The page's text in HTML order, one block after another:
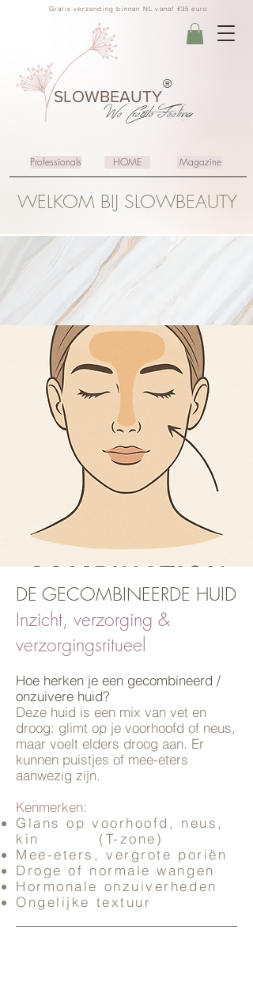
Gratis verzending binnen NL vanaf €35 euro
SLOWBEAUTY
We CreateFeeling
®
Professionals HOME Magazine
WELKOM BIJ SLOWBEAUTY
DE GECOMBINEERDE HUID
Inzicht, verzorging &
verzorgingsritueel
Hoe herken je een gecombineerd /
onzuivere huid?
Deze huid is een mix van vet en
droog: glimt op je voorhoofd of neus,
maar voelt elders droog aan. Er
kunnen puistjes of mee-eters
aanwezig zijn.
Kenmerken:
Glans op voorhoofd, neus,
kin
(T-zone)
Mee-eters, vergrote poriën
Droge of normale wangen
Hormonale onzuiverheden
Ongelijke textuur